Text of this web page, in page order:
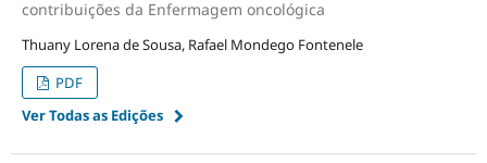
contribuições da Enfermagem oncológica
Thuany Lorena de Sousa, Rafael Mondego Fontenele
PDF
Ver Todas as Edições